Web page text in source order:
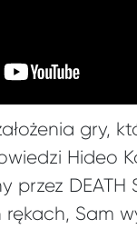
gry,
Hideo
przez DEATH
rękach, Sam